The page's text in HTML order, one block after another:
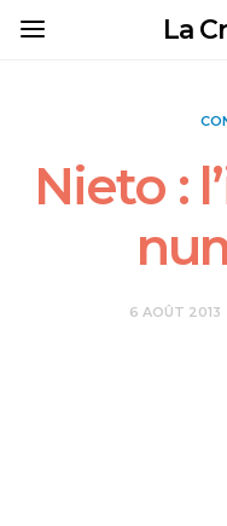
La
Nieto :
6 AOÛT 2013